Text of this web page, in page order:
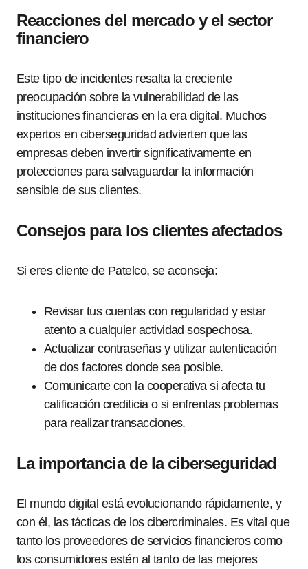
Reacciones del mercado y el sector
financiero
Este tipo de incidentes resalta la creciente
preocupación sobre la vulnerabilidad de las
instituciones financieras en la era digital. Muchos
expertos en ciberseguridad advierten que las
empresas deben invertir significativamente en
protecciones para salvaguardar la información
sensible de sus clientes.
Consejos para los clientes afectados
Si eres cliente de Patelco, se aconseja:
Revisar tus cuentas con regularidad y estar
atento a cualquier actividad sospechosa.
Actualizar contraseñas y utilizar autenticación
de dos factores donde sea posible.
Comunicarte con la cooperativa si afecta tu
calificación crediticia o si enfrentas problemas
para realizar transacciones.
La importancia de la ciberseguridad
El mundo digital está evolucionando rápidamente, y
con él, las tácticas de los cibercriminales. Es vital que
tanto los proveedores de servicios financieros como
los consumidores estén al tanto de las mejores